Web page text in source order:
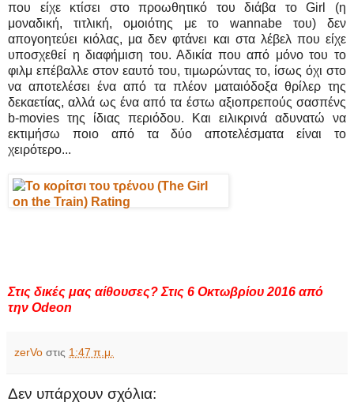
που είχε κτίσει στο προωθητικό του διάβα το Girl (η
μοναδική, τιτλική, ομοιότης με το wannabe του) δεν
απογοητεύει κιόλας, μα δεν φτάνει και στα λέβελ που είχε
υποσχεθεί η διαφήμιση του. Αδικία που από μόνο του το
φιλμ επέβαλλε στον εαυτό του, τιμωρώντας το, ίσως όχι στο
να αποτελέσει ένα από τα πλέον ματαιόδοξα θρίλερ της
δεκαετίας, αλλά ως ένα από τα έστω αξιοπρεπούς σασπένς
b-movies της ίδιας περιόδου. Και ειλικρινά αδυνατώ να
εκτιμήσω ποιο από τα δύο αποτελέσματα είναι το
χειρότερο...
Στις δικές μας αίθουσες? Στις 6 Οκτωβρίου 2016 από
την Odeon
zerVo στις 1:47 π.μ.
Δεν υπάρχουν σχόλια: